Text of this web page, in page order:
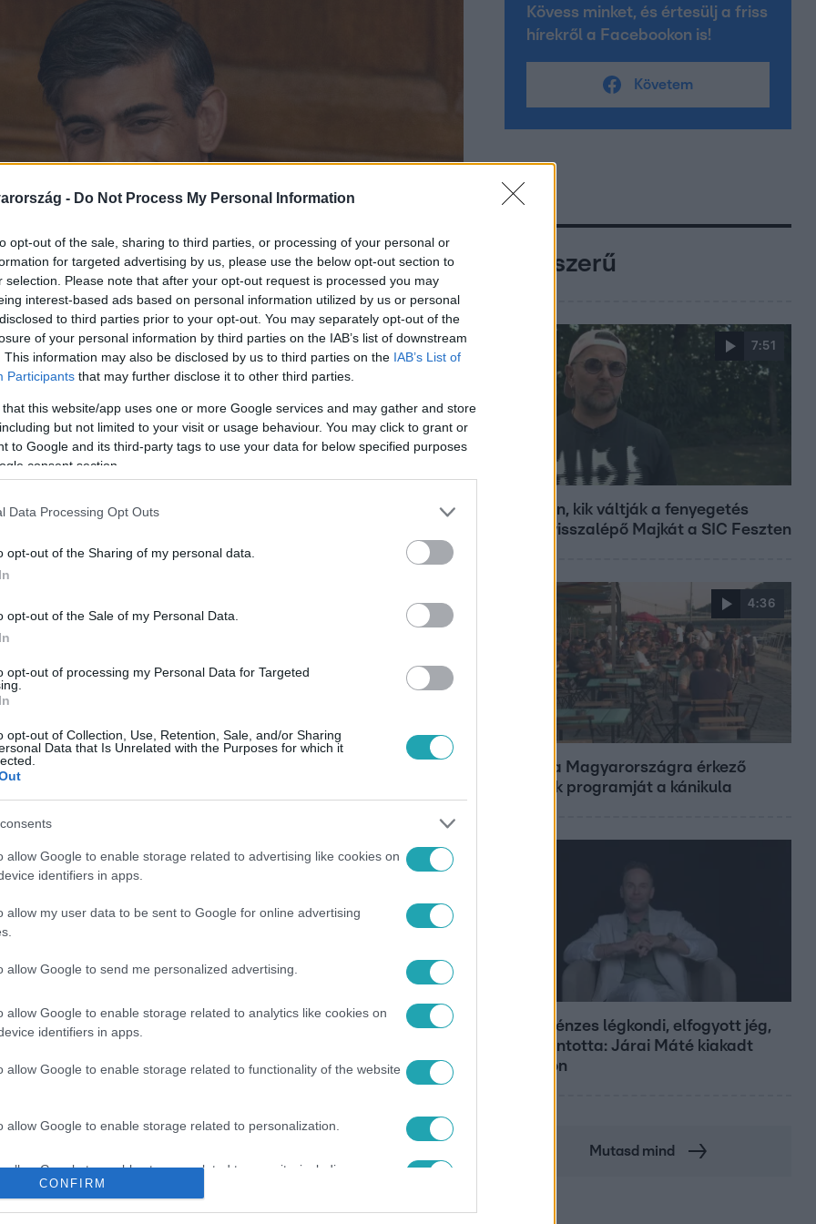
- Do Not Process My Personal Information
opt-out of the sale, sharing to third parties, or processing of your personal or
for targeted advertising by us, please use the below opt-out section to
selection. Please note that after your opt-out request is processed you may
interest-based ads based on personal information utilized by us or personal
to third parties prior to your opt-out. You may separately opt-out of the
of your personal information by third parties on the IAB’s list of downstream
This information may also be disclosed by us to third parties on the IAB’s List of
Participants that may further disclose it to other third parties.
that this website/app uses one or more Google services and may gather and store
but not limited to your visit or usage behaviour. You may click to grant or
to Google and its third-party tags to use your data for below specified purposes
consent section.
Data Processing Opt Outs
opt-out of the Sharing of my personal data.
opt-out of the Sale of my Personal Data.
opt-out of processing my Personal Data for Targeted
opt-out of Collection, Use, Retention, Sale, and/or Sharing
Data that Is Unrelated with the Purposes for which it
allow Google to enable storage related to advertising like cookies on
identifiers in apps.
allow my user data to be sent to Google for online advertising
allow Google to send me personalized advertising.
allow Google to enable storage related to analytics like cookies on
identifiers in apps.
allow Google to enable storage related to functionality of the website
allow Google to enable storage related to personalization.
allow Google to enable storage related to security, including
functionality and fraud prevention, and other user protection.
CONFIRM
az akkori miniszterelnöknek, a lezárások
legyen a Google-találatokban!
Kövess minket, és értesülj a friss
hírekről a Facebookon is!
Követem
Népszerű
7:51
Megvan, kik váltják a fenyegetés
miatt visszalépő Majkát a SIC Feszten
4:36
Átírta a Magyarországra érkező
turisták programját a kánikula
Pluszpénzes légkondi, elfogyott jég,
zöld rántotta: Járai Máté kiakadt
Siófokon
Mutasd mind